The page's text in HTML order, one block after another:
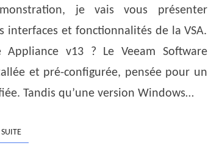
je vais vous présenter
et fonctionnalités de la VSA.
v13 ? Le Veeam Software
et pré-configurée, pensée pour un
Tandis qu’une version Windows…
LIRE LA SUITE